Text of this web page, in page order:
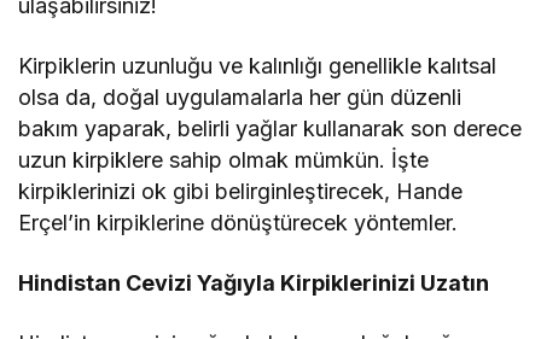
ulaşabilirsiniz!
Kirpiklerin uzunluğu ve kalınlığı genellikle kalıtsal
olsa da, doğal uygulamalarla her gün düzenli
bakım yaparak, belirli yağlar kullanarak son derece
uzun kirpiklere sahip olmak mümkün. İşte
kirpiklerinizi ok gibi belirginleştirecek, Hande
Erçel’in kirpiklerine dönüştürecek yöntemler.
Hindistan Cevizi Yağıyla Kirpiklerinizi Uzatın